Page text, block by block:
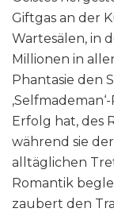
Giftgas an der
Wartesälen, in
Millionen in
Phantasie den
Erfolg hat, des
während sie
alltäglichen
Romantik
zaubert den